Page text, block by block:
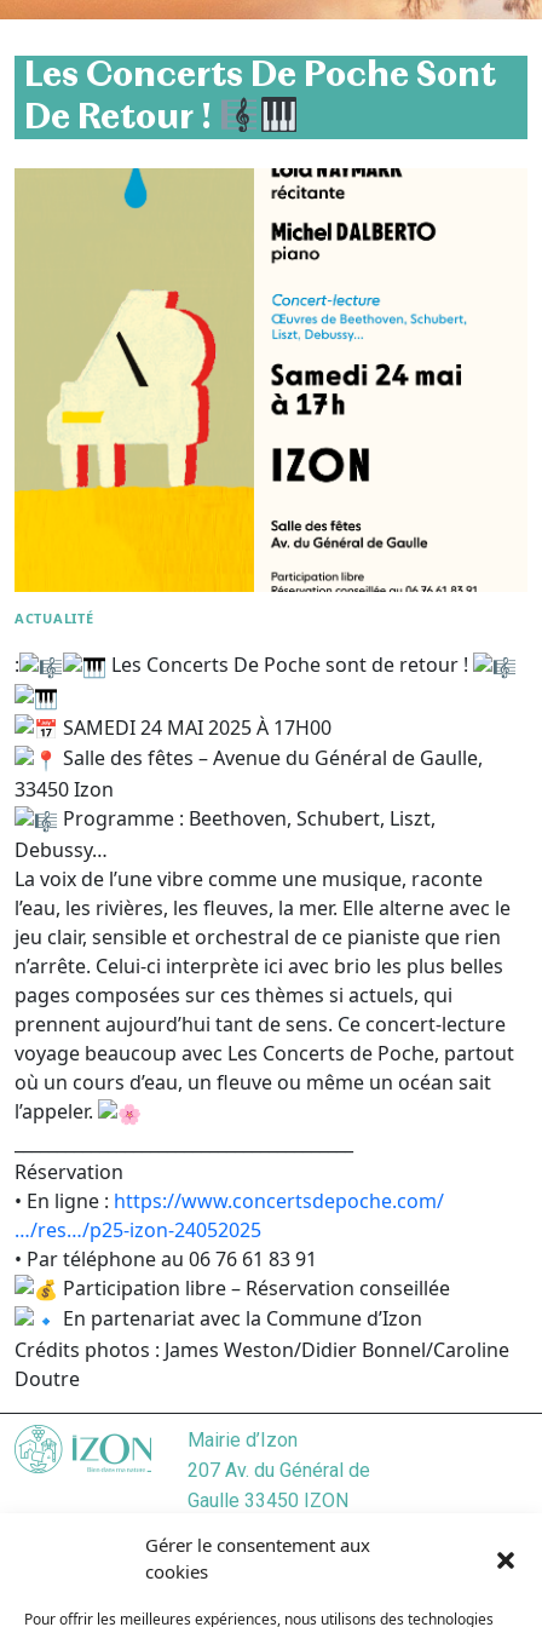
Gérer le consentement aux
cookies
Pour offrir les meilleures expériences, nous utilisons des technologies
Les Concerts De Poche Sont
De Retour !
ACTUALITÉ
: Les Concerts De Poche sont de retour !
SAMEDI 24 MAI 2025 À 17H00
Salle des fêtes – Avenue du Général de Gaulle,
33450 Izon
Programme : Beethoven, Schubert, Liszt,
Debussy…
La voix de l’une vibre comme une musique, raconte
l’eau, les rivières, les fleuves, la mer. Elle alterne avec le
jeu clair, sensible et orchestral de ce pianiste que rien
n’arrête. Celui-ci interprète ici avec brio les plus belles
pages composées sur ces thèmes si actuels, qui
prennent aujourd’hui tant de sens. Ce concert-lecture
voyage beaucoup avec Les Concerts de Poche, partout
où un cours d’eau, un fleuve ou même un océan sait
l’appeler.
Réservation
• En ligne : https://www.concertsdepoche.com/
…/res…/p25-izon-24052025
• Par téléphone au 06 76 61 83 91
Participation libre – Réservation conseillée
En partenariat avec la Commune d’Izon
Crédits photos : James Weston/Didier Bonnel/Caroline
Doutre
Mairie d’Izon
207 Av. du Général de
Gaulle 33450 IZON
05 57 55 45 46
Lundi/ 9:00–12:30, 13:30–17:30